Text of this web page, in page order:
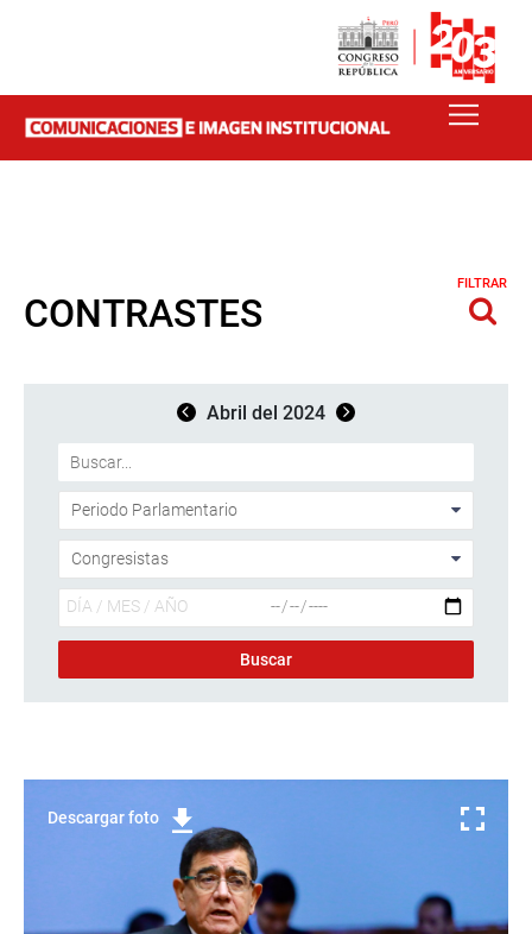
CONTRASTES
FILTRAR
Abril del 2024
Descargar foto